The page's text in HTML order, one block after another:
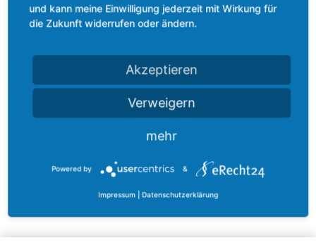
Wir verwenden einen Service eines
Drittanbieters, um Videoinhalte einzubetten.
Details durch und stimmen Sie der Nutzung
des Service zu, um dieses Video anzusehen.
Mehr Informationen
Management Platform
bei Vimeo anschauen
und kann meine Einwilligung jederzeit mit Wirkung für
die Zukunft widerrufen oder ändern.
Akzeptieren
Verweigern
mehr
Powered by &
Impressum Datenschutzerklärung